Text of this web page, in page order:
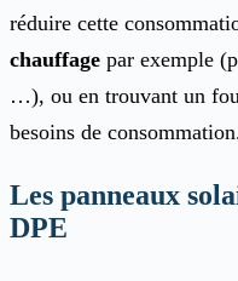
réduire cette
chauffage par exemple
…), ou en trouvant un
besoins de
Les panneaux
DPE